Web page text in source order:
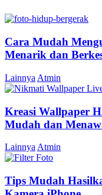
Cara Mudah
Menarik dan
Lainnya Atmin
Kreasi Wallpaper
Mudah dan
Lainnya Atmin
Tips Mudah